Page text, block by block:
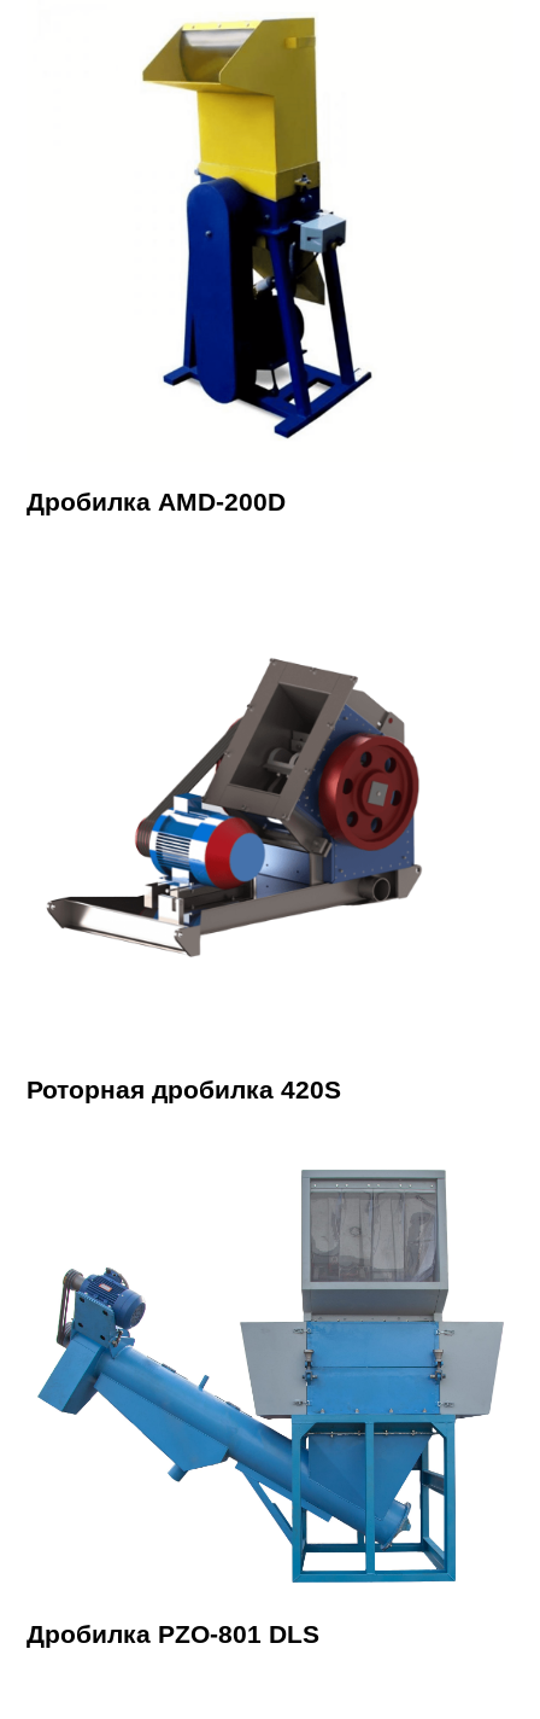
Дробилка AMD-200D
Роторная дробилка 420S
Дробилка PZO-801 DLS